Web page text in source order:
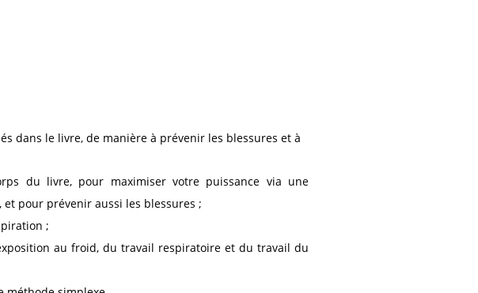
dans le livre, de manière à prévenir les blessures et à
du livre, pour maximiser votre puissance via une
pour prévenir aussi les blessures ;
;
au froid, du travail respiratoire et du travail du